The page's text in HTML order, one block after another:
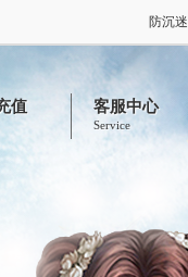
防沉迷
值 客服中心
Service